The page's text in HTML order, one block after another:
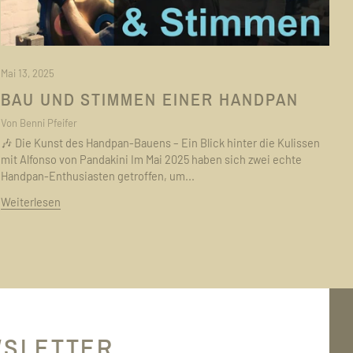
Mai 13, 2025
BAU UND STIMMEN EINER HANDPAN
Von Benni Pfeifer
🎶 Die Kunst des Handpan-Bauens – Ein Blick hinter die Kulissen
mit Alfonso von Pandakini Im Mai 2025 haben sich zwei echte
Handpan-Enthusiasten getroffen, um...
Weiterlesen